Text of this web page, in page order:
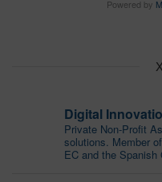
Powered by
Digital
Private Non-Profit
solutions. Member
EC and the Spanish